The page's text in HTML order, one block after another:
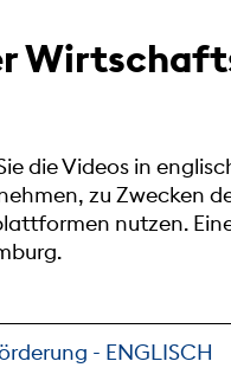
die Videos in
zu Zwecken
nutzen.
- ENGLISCH